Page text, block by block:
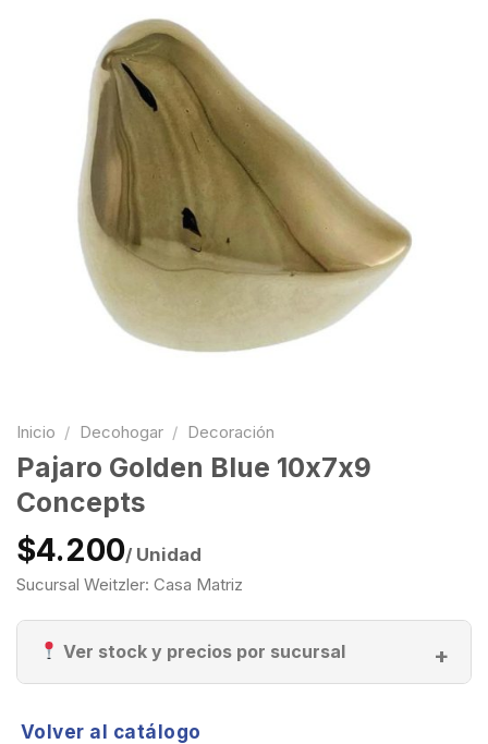
Inicio / Decohogar / Decoración
Pajaro Golden Blue 10x7x9
Concepts
$4.200/ Unidad
Sucursal Weitzler: Casa Matriz
Ver stock y precios por sucursal
Volver al catálogo